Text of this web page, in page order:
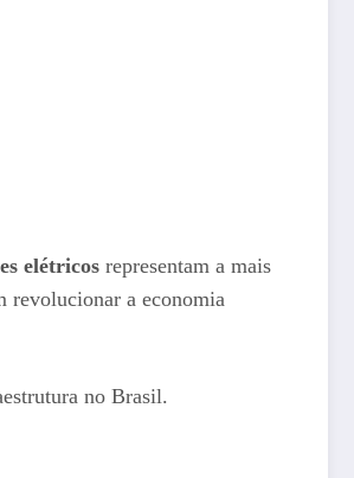
elétricos representam a mais
revolucionar a economia
no Brasil.